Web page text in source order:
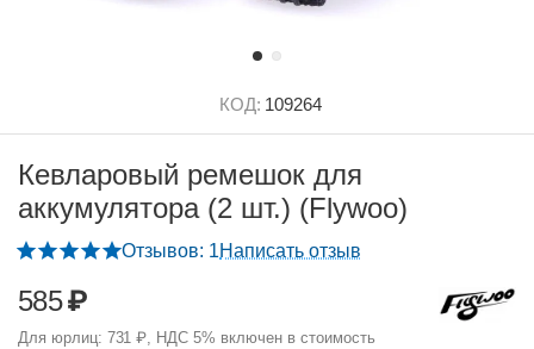
КОД: 109264
Кевларовый ремешок для
аккумулятора (2 шт.) (Flywoo)
Отзывов: 1Написать отзыв
585₽
Для юрлиц: 731 ₽, НДС 5% включен в стоимость